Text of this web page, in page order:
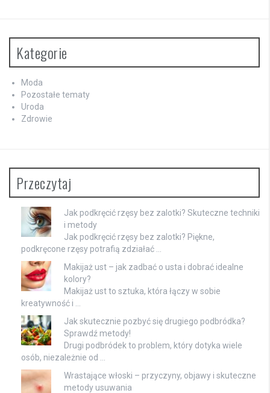
Kategorie
Moda
Pozostałe tematy
Uroda
Zdrowie
Przeczytaj
Jak podkręcić rzęsy bez zalotki? Skuteczne techniki
i metody
Jak podkręcić rzęsy bez zalotki? Piękne,
podkręcone rzęsy potrafią zdziałać …
Makijaż ust – jak zadbać o usta i dobrać idealne
kolory?
Makijaż ust to sztuka, która łączy w sobie
kreatywność i …
Jak skutecznie pozbyć się drugiego podbródka?
Sprawdź metody!
Drugi podbródek to problem, który dotyka wiele
osób, niezależnie od …
Wrastające włoski – przyczyny, objawy i skuteczne
metody usuwania